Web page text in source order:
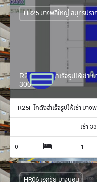
R25F โกดังสำเร็จรูปให้เช่
300 ตรม.
HR25 บางพลีใหญ่ สมุทรปรา
R25F โกดังสำเร็จรูปให้เช่า บ
เช่า
0 1
HR06 เอกชัย บางบอน